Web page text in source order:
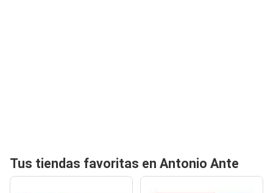
Tus tiendas favoritas en Antonio Ante